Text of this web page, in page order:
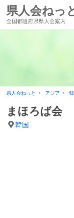
県人会ねっ
全国都道府県県人会案内
県人会ねっと アジア
まほろば会
韓国